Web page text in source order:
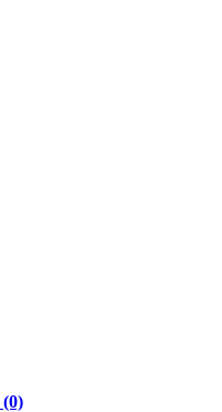
(0)